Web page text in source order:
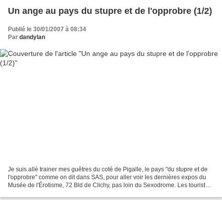
Un ange au pays du stupre et de l'opprobre (1/2)
Publié le 30/01/2007 à 08:34
Par dandylan
Je suis allé trainer mes guêtres du coté de Pigalle, le pays "du stupre et de
l'opprobre" comme on dit dans SAS, pour aller voir les dernières expos du
Musée de l'Érotisme, 72 Bld de Clichy, pas loin du Sexodrome. Les touristes